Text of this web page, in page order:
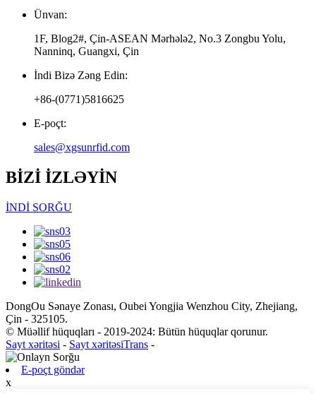
Ünvan:
1F, Blog2#, Çin-ASEAN Mərhələ2, No.3 Zongbu Yolu,
Nanninq, Guangxi, Çin
İndi Bizə Zəng Edin:
+86-(0771)5816625
E-poçt:
sales@xgsunrfid.com
BİZİ İZLƏYİN
İNDİ SORĞU
DongOu Sənaye Zonası, Oubei Yongjia Wenzhou City, Zhejiang,
Çin - 325105.
© Müəllif hüquqları - 2019-2024: Bütün hüquqlar qorunur.
Sayt xəritəsi - Sayt xəritəsiTrans -
E-poçt göndər
x